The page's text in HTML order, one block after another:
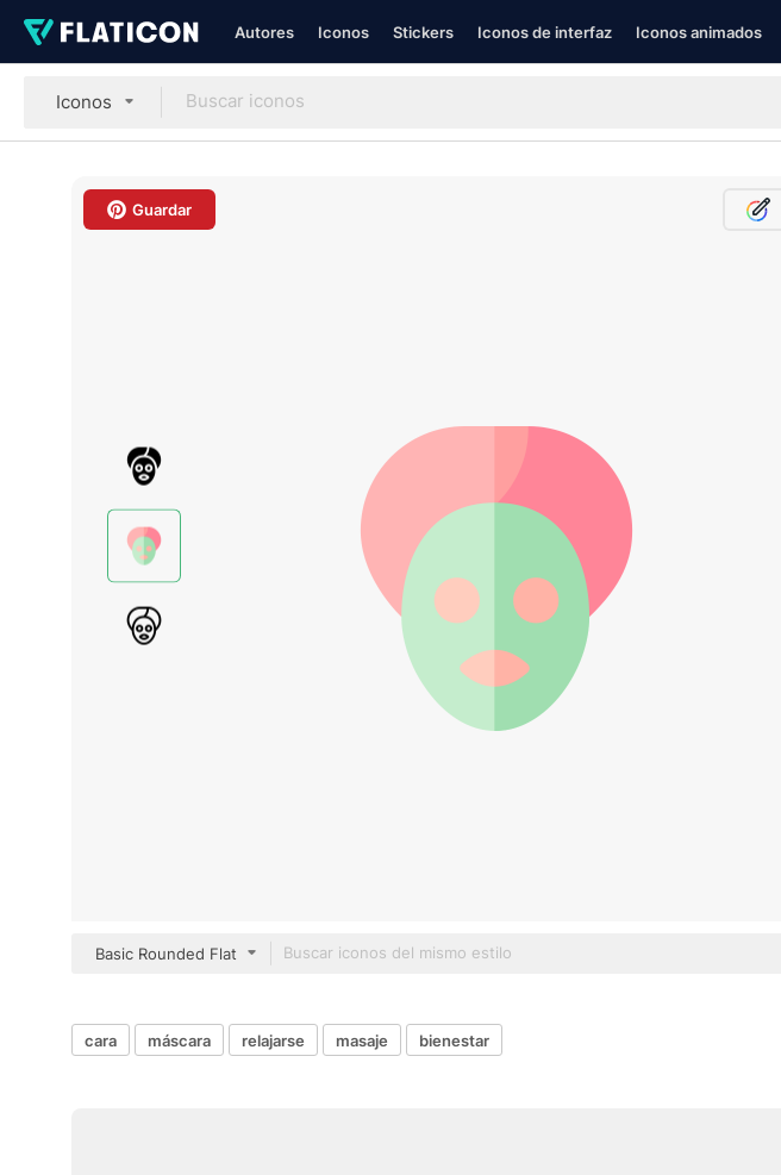
Autores Iconos Stickers Iconos de interfaz Iconos animados
Iconos
Guardar
Basic Rounded Flat
cara máscara relajarse masaje bienestar